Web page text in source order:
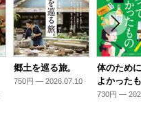
郷土を巡る旅。
750円 — 2026.07.10
体のため
よかった
730円 —